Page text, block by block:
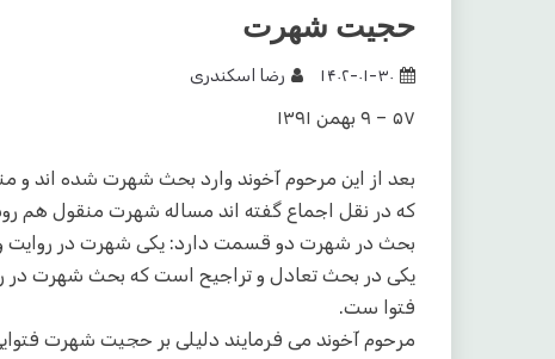
حجیت شهرت
۱۴۰۲-۰۱-۳۰ رضا اسکندری
۵۷ – ۹ بهمن ۱۳۹۱
بعد از این مرحوم آخوند وارد بحث شهرت شده
که در نقل اجماع گفته اند مساله شهرت منقول هم
بحث در شهرت دو قسمت دارد: یکی شهرت در روایت
یکی در بحث تعادل و تراجیح است که بحث شهرت
فتوا ست.
مرحوم آخوند می فرمایند دلیلی بر حجیت شهرت فتوایی